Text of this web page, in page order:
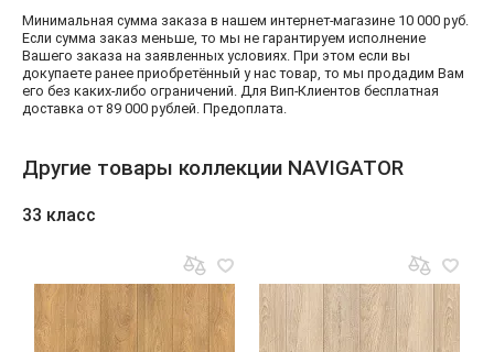
Минимальная сумма заказа в нашем интернет-магазине 10 000 руб.
Если сумма заказ меньше, то мы не гарантируем исполнение
Вашего заказа на заявленных условиях. При этом если вы
докупаете ранее приобретённый у нас товар, то мы продадим Вам
его без каких-либо ограничений. Для Вип-Клиентов бесплатная
доставка от 89 000 рублей. Предоплата.
Другие товары коллекции NAVIGATOR
33 класс